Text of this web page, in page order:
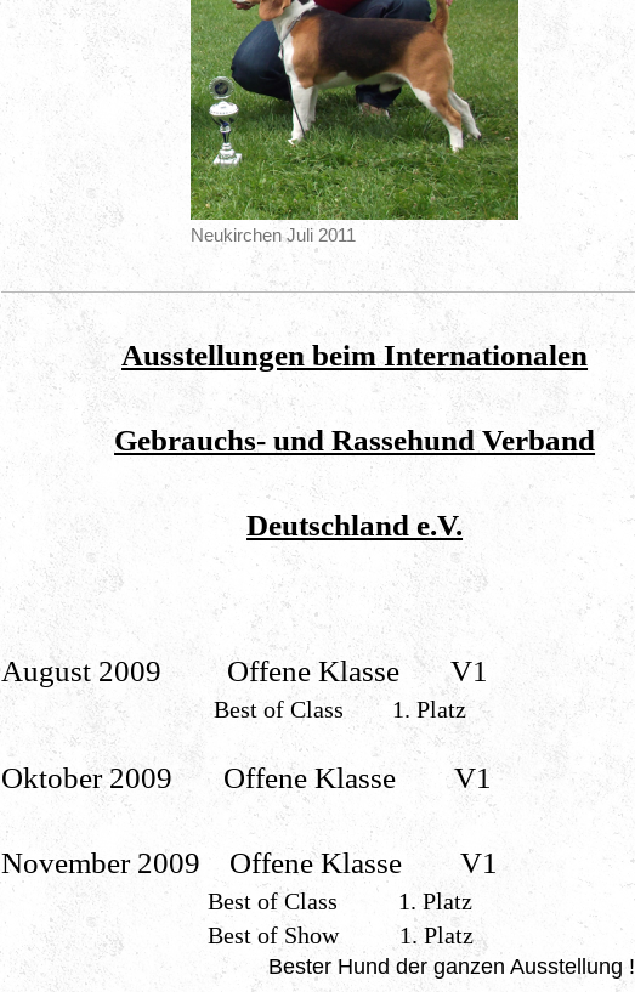
Neukirchen Juli 2011
Ausstellungen beim Internationalen
Gebrauchs- und Rassehund Verband
Deutschland e.V.
August 2009 Offene Klasse V1
Best of Class 1. Platz
Oktober 2009 Offene Klasse V1
November 2009 Offene Klasse V1
Best of Class 1. Platz
Best of Show 1. Platz
Bester Hund der ganzen Ausstellung !